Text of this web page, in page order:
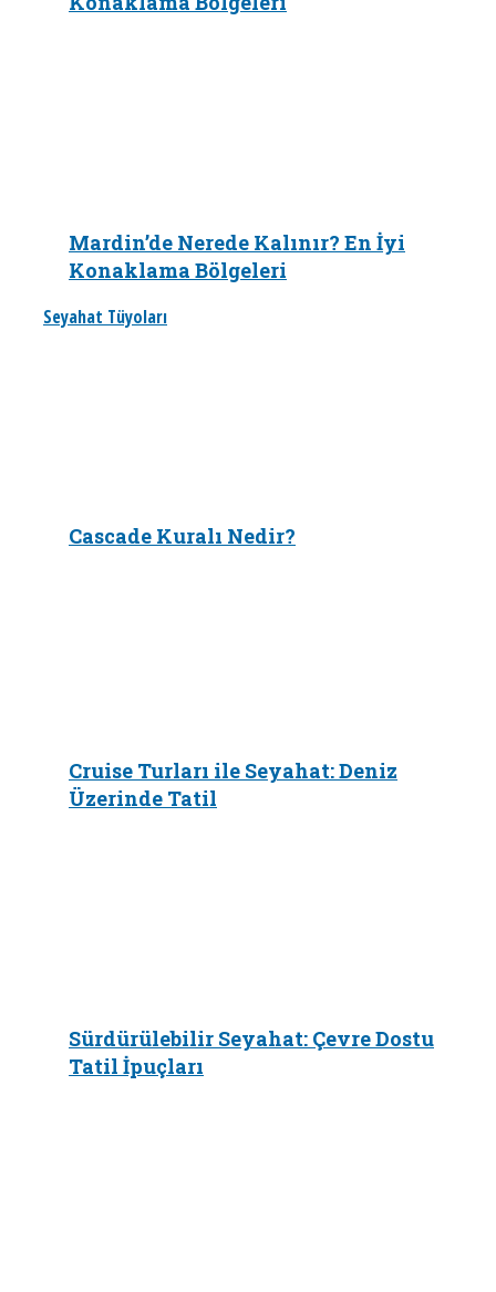
Mardin’de Nerede Kalınır? En İyi
Konaklama Bölgeleri
Seyahat Tüyoları
Cascade Kuralı Nedir?
Cruise Turları ile Seyahat: Deniz
Üzerinde Tatil
Sürdürülebilir Seyahat: Çevre Dostu
Tatil İpuçları